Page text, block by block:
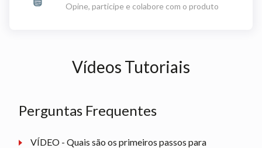
Opine, participe e colabore com o produto
Vídeos Tutoriais
Perguntas Frequentes
VÍDEO - Quais são os primeiros passos para